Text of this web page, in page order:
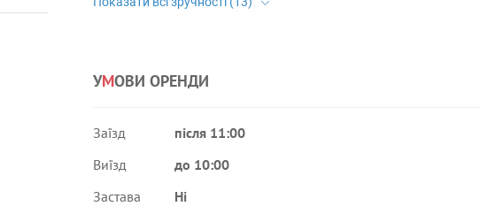
УМОВИ ОРЕНДИ
Заїзд
після 11:00
Виїзд
до 10:00
Застава
Ні